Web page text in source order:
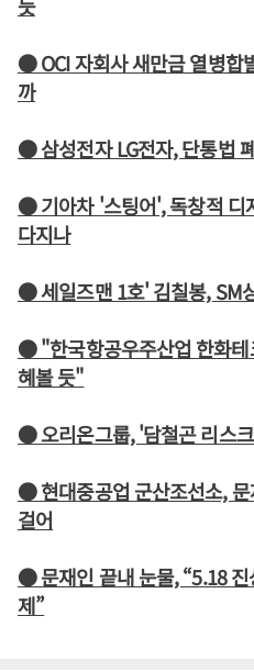
● OCI 자회사 새만금 열병합
까
● 삼성전자 LG전자, 단통법
● 기아차 '스팅어', 독창적 디
다지나
● 세일즈맨 1호' 김칠봉, SM
● "한국항공우주산업 한화테
혜볼 듯"
● 오리온그룹, '담철곤 리스
● 현대중공업 군산조선소,
걸어
● 문재인 끝내 눈물, “5.18
제”